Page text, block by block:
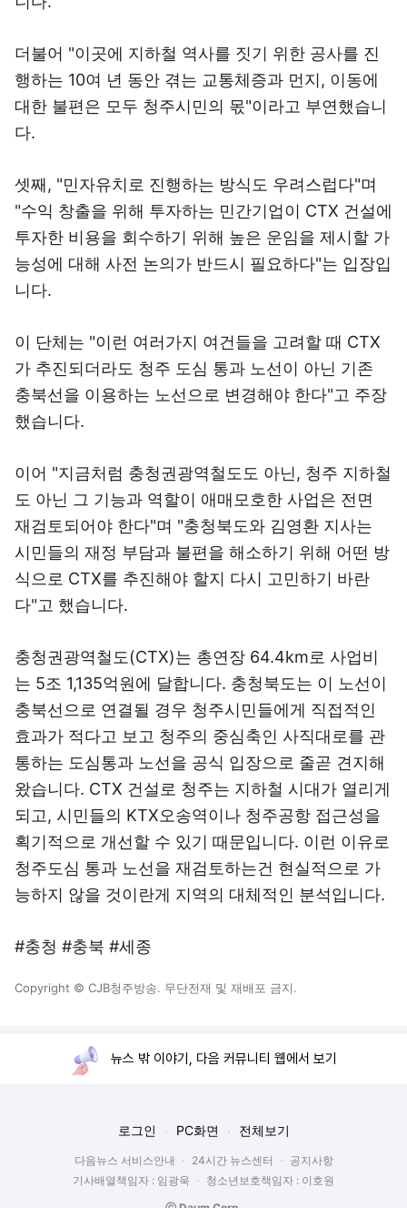
더불어 "이곳에 지하철 역사를 짓기 위한 공사를 진
행하는 10여 년 동안 겪는 교통체증과 먼지, 이동에
대한 불편은 모두 청주시민의 몫"이라고 부연했습니
다.
셋째, "민자유치로 진행하는 방식도 우려스럽다"며
"수익 창출을 위해 투자하는 민간기업이 CTX 건설에
투자한 비용을 회수하기 위해 높은 운임을 제시할 가
능성에 대해 사전 논의가 반드시 필요하다"는 입장입
니다.
이 단체는 "이런 여러가지 여건들을 고려할 때 CTX
가 추진되더라도 청주 도심 통과 노선이 아닌 기존
충북선을 이용하는 노선으로 변경해야 한다"고 주장
했습니다.
이어 "지금처럼 충청권광역철도도 아닌, 청주 지하철
도 아닌 그 기능과 역할이 애매모호한 사업은 전면
재검토되어야 한다"며 "충청북도와 김영환 지사는
시민들의 재정 부담과 불편을 해소하기 위해 어떤 방
식으로 CTX를 추진해야 할지 다시 고민하기 바란
다"고 했습니다.
충청권광역철도(CTX)는 총연장 64.4km로 사업비
는 5조 1,135억원에 달합니다. 충청북도는 이 노선이
충북선으로 연결될 경우 청주시민들에게 직접적인
효과가 적다고 보고 청주의 중심축인 사직대로를 관
통하는 도심통과 노선을 공식 입장으로 줄곧 견지해
왔습니다. CTX 건설로 청주는 지하철 시대가 열리게
되고, 시민들의 KTX오송역이나 청주공항 접근성을
획기적으로 개선할 수 있기 때문입니다. 이런 이유로
청주도심 통과 노선을 재검토하는건 현실적으로 가
능하지 않을 것이란게 지역의 대체적인 분석입니다.
#충청 #충북 #세종
Copyright © CJB청주방송. 무단전재 및 재배포 금지.
뉴스 밖 이야기, 다음 커뮤니티 웹에서 보기
로그인 PC화면 전체보기
다음뉴스 서비스안내 24시간 뉴스센터
공지사항
기사배열책임자 : 임광욱
청소년보호책임자 : 이호원